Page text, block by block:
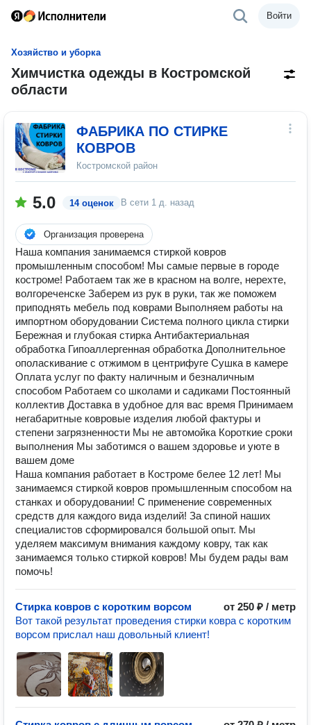
Войти
Хозяйство и уборка
Химчистка одежды в Костромской
области
ФАБРИКА ПО СТИРКЕ
КОВРОВ
Костромской район
5.0 14 оценок В сети 1 д. назад
Организация проверена
Наша компания занимаемся стиркой ковров
промышленным способом! Мы самые первые в городе
костроме! Работаем так же в красном на волге, нерехте,
волгореченске Заберем из рук в руки, так же поможем
приподнять мебель под коврами Выполняем работы на
импортном оборудовании Система полного цикла стирки
Бережная и глубокая стирка Антибактериальная
обработка Гипоаллергенная обработка Дополнительное
ополаскивание с отжимом в центрифуге Сушка в камере
Оплата услуг по факту наличным и безналичным
способом Работаем со школами и садиками Постоянный
коллектив Доставка в удобное для вас время Принимаем
негабаритные ковровые изделия любой фактуры и
степени загрязненности Мы не автомойка Короткие сроки
выполнения Мы заботимся о вашем здоровье и уюте в
вашем доме
Наша компания работает в Костроме белее 12 лет! Мы
занимаемся стиркой ковров промышленным способом на
станках и оборудовании! С применение современных
средств для каждого вида изделий! За спиной наших
специалистов сформировался большой опыт. Мы
уделяем максимум внимания каждому ковру, так как
занимаемся только стиркой ковров! Мы будем рады вам
помочь!
Стирка ковров с коротким ворсом
от 250 ₽ / метр
Вот такой результат проведения стирки ковра с коротким
ворсом прислал наш довольный клиент!